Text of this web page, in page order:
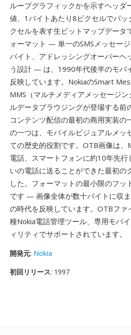
ループグラフィックかを示すヘッダ
値、1バイトあたり8ピクセルでパ
クセルを表す生ビットマップデータ
ォーマット — 単一のSMSメッセー
バイト、アドレッシングオーバーヘ
う設計 — は、1990年代後半のモバ
反映しています。NokiaのSmart
MMS（マルチメディアメッセージ
ルデータブラウジングが登場する前
コンテンツ配信の最初の商用実装の
の一つは、モバイルビジュアルメッ
ての歴史的役割です。OTB画像は、
電話、スマートフォンに約10年先
いの電話に送ることができた最初の
した。フォーマットの最小限のフッ
です — 画像全体が数十バイトに収
の時代を反映しています。OTBフ
種Nokia電話管理ツール、専用モバ
ィリティでサポートされています。
開発元: Nokia
初回リリース: 1997